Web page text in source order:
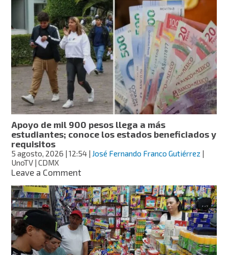
Delgado
niega
haber
violado
la
ley
por
mencionar
a
Sheinbaum
en
video
Apoyo de mil 900 pesos llega a más
estudiantes; conoce los estados beneficiados y
requisitos
5 agosto, 2026 | 12:54 | José Fernando Franco Gutiérrez |
UnoTV | CDMX
Leave a Commenton
de
mil
900
pesos
llega
a
más